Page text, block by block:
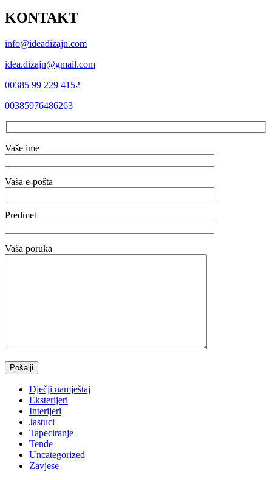
KONTAKT
info@ideadizajn.com
idea.dizajn@gmail.com
00385 99 229 4152
00385976486263
Vaše ime
Vaša e-pošta
Predmet
Vaša poruka
Dječji namještaj
Eksterijeri
Interijeri
Jastuci
Tapeciranje
Tende
Uncategorized
Zavjese